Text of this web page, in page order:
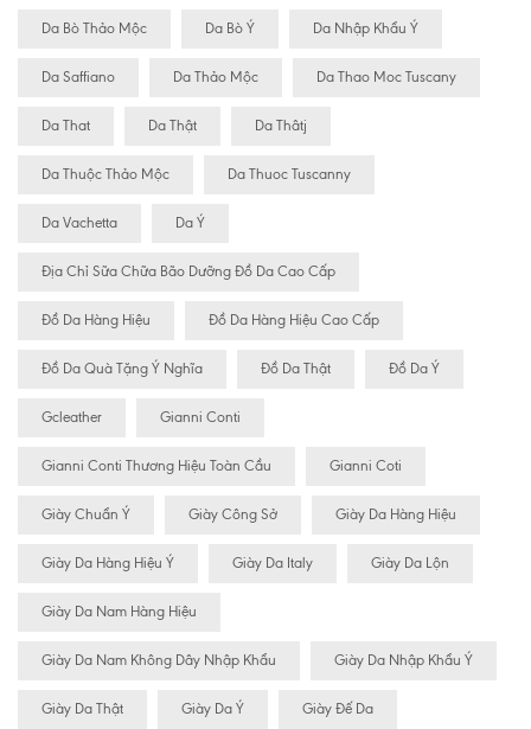
Da Bò Thảo Mộc Da Bò Ý Da Nhập Khẩu Ý
Da Saffiano Da Thảo Mộc Da Thao Moc Tuscany
Da That Da Thật Da Thâtj
Da Thuộc Thảo Mộc Da Thuoc Tuscanny
Da Vachetta Da Ý
Địa Chỉ Sữa Chữa Bão Dưỡng Đồ Da Cao Cấp
Đồ Da Hàng Hiệu Đồ Da Hàng Hiệu Cao Cấp
Đồ Da Quà Tặng Ý Nghĩa Đồ Da Thật Đồ Da Ý
Gcleather Gianni Conti
Gianni Conti Thương Hiệu Toàn Cầu Gianni Coti
Giày Chuẩn Ý Giày Công Sở Giày Da Hàng Hiệu
Giày Da Hàng Hiệu Ý Giày Da Italy Giày Da Lộn
Giày Da Nam Hàng Hiệu
Giày Da Nam Không Dây Nhập Khẩu Giày Da Nhập Khẩu Ý
Giày Da Thật Giày Da Ý Giày Đế Da